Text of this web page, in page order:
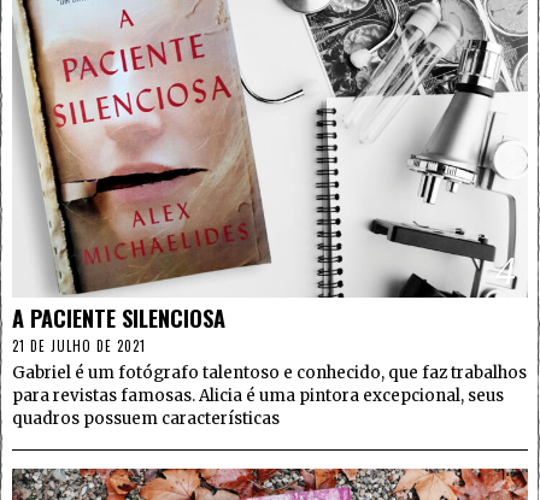
4
A PACIENTE SILENCIOSA
21 DE JULHO DE 2021
Gabriel é um fotógrafo talentoso e conhecido, que faz trabalhos
para revistas famosas. Alicia é uma pintora excepcional, seus
quadros possuem características